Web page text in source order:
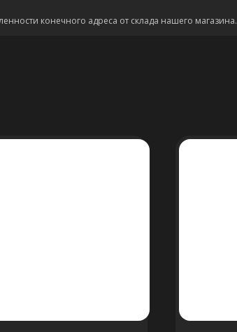
конечного адреса от склада нашего магазина.